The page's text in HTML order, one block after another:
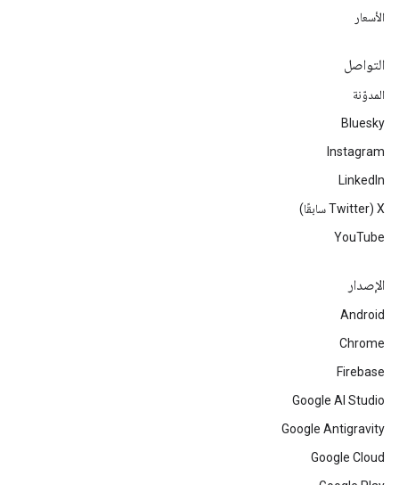
الأسعار
التواصل
المدوّنة
Bluesky
Instagram
LinkedIn
‫X ‏(Twitter سابقًا)
YouTube
الإصدار
Android
Chrome
Firebase
Google AI Studio
Google Antigravity
Google Cloud